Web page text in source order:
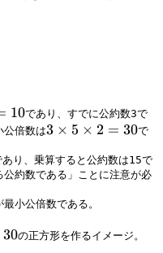
10であり、すでに公約数3で
公倍数は3
5
×
2
=
3
3 × 5 × 2 = 30で
り、乗算すると公約数は15で
約数である」ことに注意が必
小公倍数である。
30の正方形を作るイメージ。